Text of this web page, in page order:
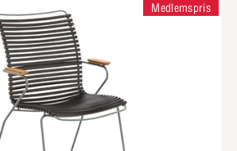
Medlemspris